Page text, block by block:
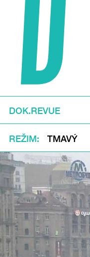
DOK.REVUE
REŽIM TMAVÝ